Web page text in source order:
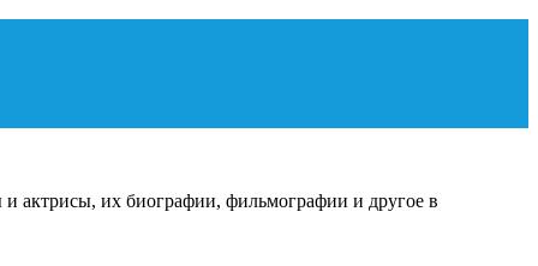
актрисы, их биографии, фильмографии и другое в